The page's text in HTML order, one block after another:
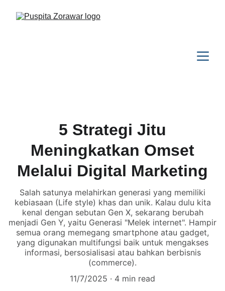
5 Strategi Jitu
Meningkatkan Omset
Melalui Digital Marketing
Salah satunya melahirkan generasi yang memiliki
kebiasaan (Life style) khas dan unik. Kalau dulu kita
kenal dengan sebutan Gen X, sekarang berubah
menjadi Gen Y, yaitu Generasi "Melek internet". Hampir
semua orang memegang smartphone atau gadget,
yang digunakan multifungsi baik untuk mengakses
informasi, bersosialisasi atau bahkan berbisnis
(commerce).
11/7/2025
4 min read